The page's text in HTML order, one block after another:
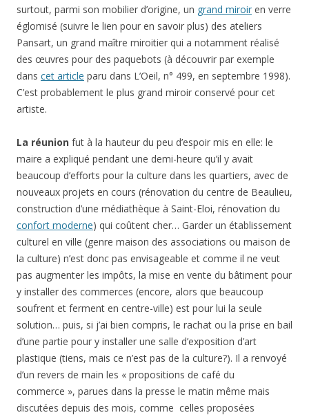
surtout, parmi son mobilier d’origine, un grand miroir en verre
églomisé (suivre le lien pour en savoir plus) des ateliers
Pansart, un grand maître miroitier qui a notamment réalisé
des œuvres pour des paquebots (à découvrir par exemple
dans cet article paru dans L’Oeil, n° 499, en septembre 1998).
C’est probablement le plus grand miroir conservé pour cet
artiste.
La réunion fut à la hauteur du peu d’espoir mis en elle: le
maire a expliqué pendant une demi-heure qu’il y avait
beaucoup d’efforts pour la culture dans les quartiers, avec de
nouveaux projets en cours (rénovation du centre de Beaulieu,
construction d’une médiathèque à Saint-Eloi, rénovation du
confort moderne) qui coûtent cher… Garder un établissement
culturel en ville (genre maison des associations ou maison de
la culture) n’est donc pas envisageable et comme il ne veut
pas augmenter les impôts, la mise en vente du bâtiment pour
y installer des commerces (encore, alors que beaucoup
soufrent et ferment en centre-ville) est pour lui la seule
solution… puis, si j’ai bien compris, le rachat ou la prise en bail
d’une partie pour y installer une salle d’exposition d’art
plastique (tiens, mais ce n’est pas de la culture?). Il a renvoyé
d’un revers de main les « propositions de café du
commerce », parues dans la presse le matin même mais
discutées depuis des mois, comme celles proposées